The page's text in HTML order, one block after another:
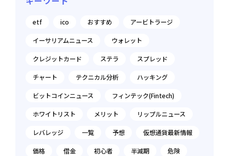
etf ico おすすめ
アービトラージ
イーサリアムニュース
ウォレット
クレジットカード
ステラ
スプレッド
チャート
テクニカル分析
ハッキング
ビットコインニュース
フィンテック(Fintech)
ホワイトリスト
メリット
リップルニュース
レバレッジ
一覧 予想
仮想通貨最新情報
価格
借金 初心者 半減期
危険